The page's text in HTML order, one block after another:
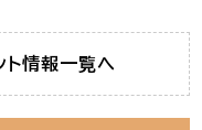
ト情報一覧へ